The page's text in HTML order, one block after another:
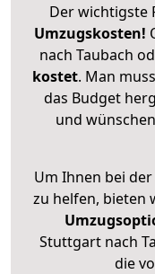
Der wichtigste
Umzugskosten!
nach Taubach
kostet. Man
das Budget
und
Um Ihnen bei
zu helfen, bieten
Stuttgart nach
die